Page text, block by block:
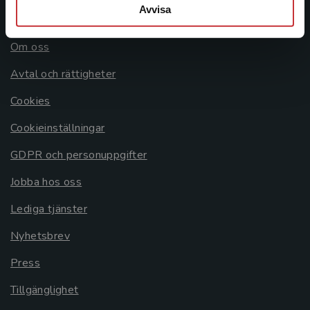
Avvisa
Om oss
Avtal och rättigheter
Cookies
Cookieinställningar
GDPR och personuppgifter
Jobba hos oss
Lediga tjänster
Nyhetsbrev
Press
Tillgänglighet